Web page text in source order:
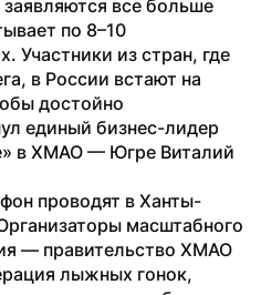
заявляются все больше
по 8–10
Участники из стран, где
в России встают на
достойно
единый бизнес-лидер
в ХМАО — Югре Виталий
проводят в Ханты-
масштабного
— правительство ХМАО
лыжных гонок,